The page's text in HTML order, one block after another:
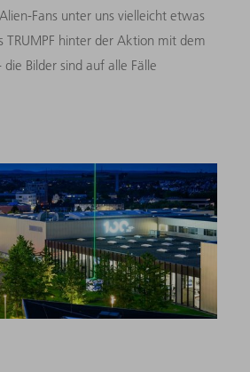
Fans unter uns vielleicht etwas
TRUMPF hinter der Aktion mit dem
Bilder sind auf alle Fälle